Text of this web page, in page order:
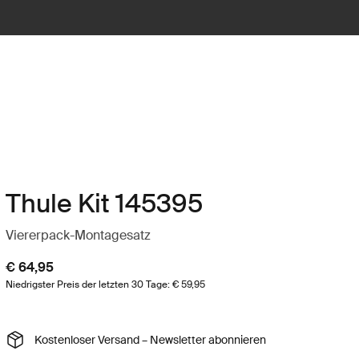
Thule Kit 145395
Viererpack-Montagesatz
€ 64,95
Niedrigster Preis der letzten 30 Tage: € 59,95
Kostenloser Versand – Newsletter abonnieren